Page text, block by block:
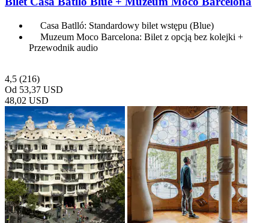
Casa Batlló: Standardowy bilet wstępu (Blue)
Muzeum Moco Barcelona: Bilet z opcją bez kolejki +
Przewodnik audio
4,5 (216)
Od 53,37 USD
48,02 USD